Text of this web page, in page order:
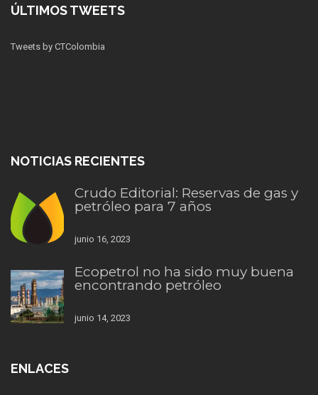
ÚLTIMOS TWEETS
Tweets by CTColombia
NOTICIAS RECIENTES
Crudo Editorial: Reservas de gas y
petróleo para 7 años
junio 16, 2023
Ecopetrol no ha sido muy buena
encontrando petróleo
junio 14, 2023
ENLACES